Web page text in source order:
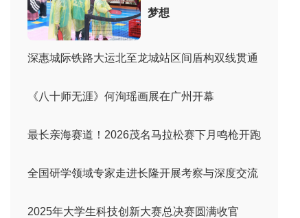
梦想
深惠城际铁路大运北至龙城站区间盾构双线贯通
《八十师无涯》何洵瑶画展在广州开幕
最长亲海赛道！2026茂名马拉松赛下月鸣枪开跑
全国研学领域专家走进长隆开展考察与深度交流
2025年大学生科技创新大赛总决赛圆满收官